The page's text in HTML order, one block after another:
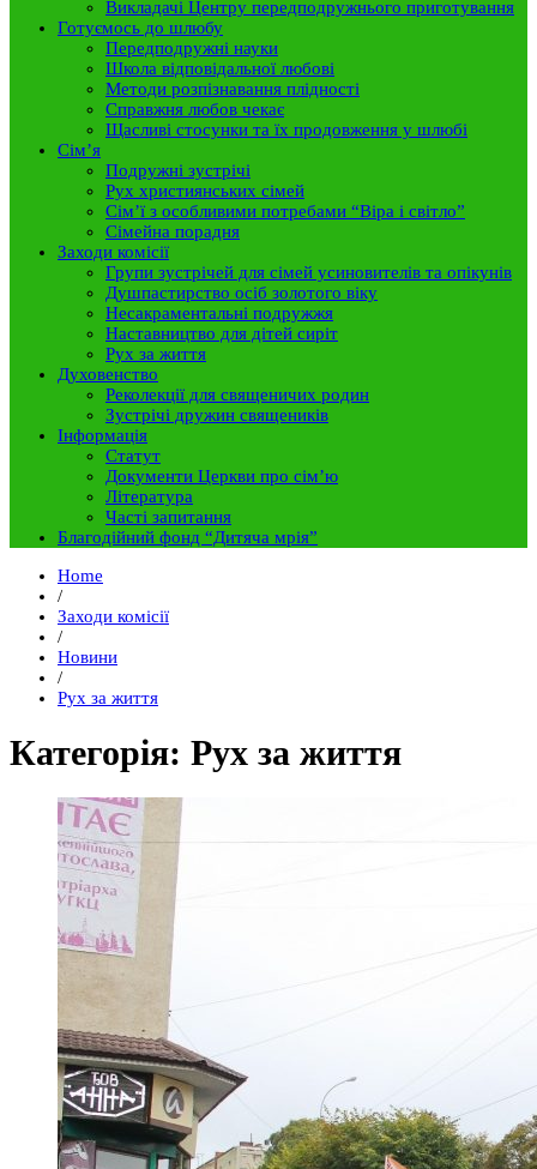
Викладачі Центру передподружнього приготування
Готуємось до шлюбу
Передподружні науки
Школа відповідальної любові
Методи розпізнавання плідності
Справжня любов чекає
Щасливі стосунки та їх продовження у шлюбі
Сім’я
Подружні зустрічі
Рух християнських сімей
Сім’ї з особливими потребами “Віра і світло”
Сімейна порадня
Заходи комісії
Групи зустрічей для сімей усиновителів та опікунів
Душпастирство осіб золотого віку
Несакраментальні подружжя
Наставництво для дітей сиріт
Рух за життя
Духовенство
Реколекції для священичих родин
Зустрічі дружин священиків
Інформація
Статут
Документи Церкви про сім’ю
Література
Часті запитання
Благодійний фонд “Дитяча мрія”
Home
/
Заходи комісії
/
Новини
/
Рух за життя
Категорія: Рух за життя